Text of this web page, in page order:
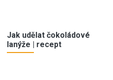
Jak udělat čokoládové
lanýže | recept